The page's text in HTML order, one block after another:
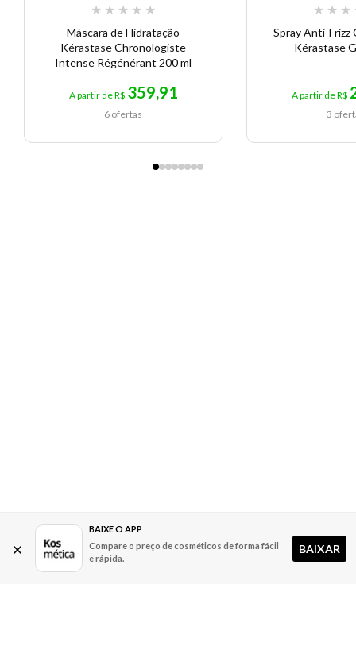
★ ★ ★ ★ ★
Máscara de Hidratação
Kérastase Chronologiste
Intense Régénérant 200 ml
A partir de R$ 359,91
6 ofertas
★ ★ ★
Spray Anti-Frizz
Kérastase
A partir de R$
3
BAIXE O APP
Compare o preço de cosméticos de forma fácil
e rápida.
BAIXAR